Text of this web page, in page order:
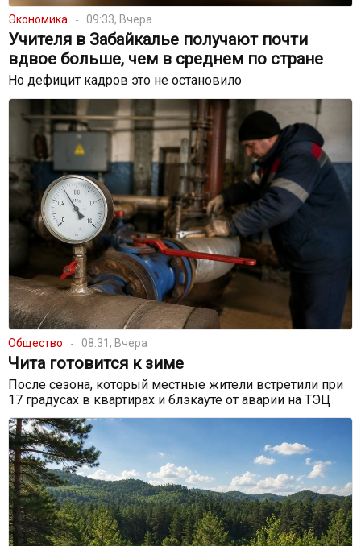
Экономика 09:33, Вчера
Учителя в Забайкалье получают почти
вдвое больше, чем в среднем по стране
Но дефицит кадров это не остановило
Общество 08:31, Вчера
Чита готовится к зиме
После сезона, который местные жители встретили при
17 градусах в квартирах и блэкауте от аварии на ТЭЦ